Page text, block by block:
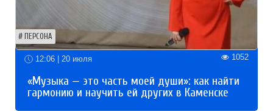
ПЕРСОНА
12:06 | 20 июля 1052
«Музыка — это часть моей души»: как найти
гармонию и научить ей других в Каменске